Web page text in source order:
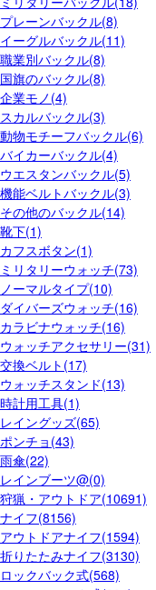
プレーンバックル(8)
イーグルバックル(11)
職業別バックル(8)
国旗のバックル(8)
企業モノ(4)
スカルバックル(3)
動物モチーフバックル(6)
バイカーバックル(4)
ウエスタンバックル(5)
機能ベルトバックル(3)
その他のバックル(14)
靴下(1)
カフスボタン(1)
ミリタリーウォッチ(73)
ノーマルタイプ(10)
ダイバーズウォッチ(16)
カラビナウォッチ(16)
ウォッチアクセサリー(31)
交換ベルト(17)
ウォッチスタンド(13)
時計用工具(1)
レイングッズ(65)
ポンチョ(43)
雨傘(22)
レインブーツ@(0)
狩猟・アウトドア(10691)
ナイフ(8156)
アウトドアナイフ(1594)
折りたたみナイフ(3130)
ロックバック式(568)